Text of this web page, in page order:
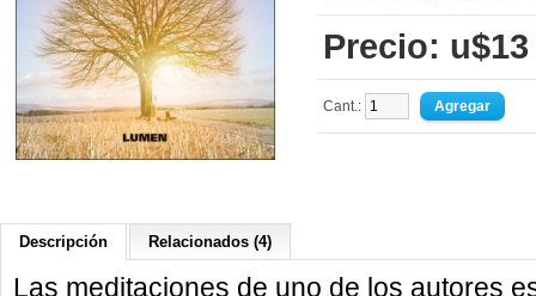
Precio: u$13
Cant.:
Descripción Relacionados (4)
Las meditaciones de uno de los autores